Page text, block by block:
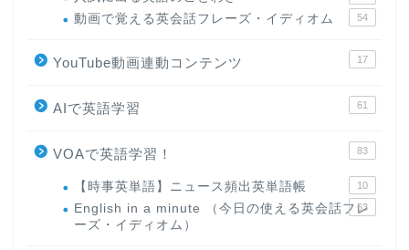
動画で覚える英会話フレーズ・イディオム 54
YouTube動画連動コンテンツ 17
AIで英語学習 61
VOAで英語学習！ 83
【時事英単語】ニュース頻出英単語帳 10
English in a minute （今日の使える英会話フレ
ーズ・イディオム）
63